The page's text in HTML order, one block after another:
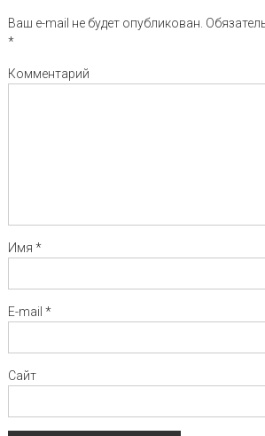
Ваш e-mail не будет опубликован.
*
Комментарий
Имя *
E-mail *
Сайт